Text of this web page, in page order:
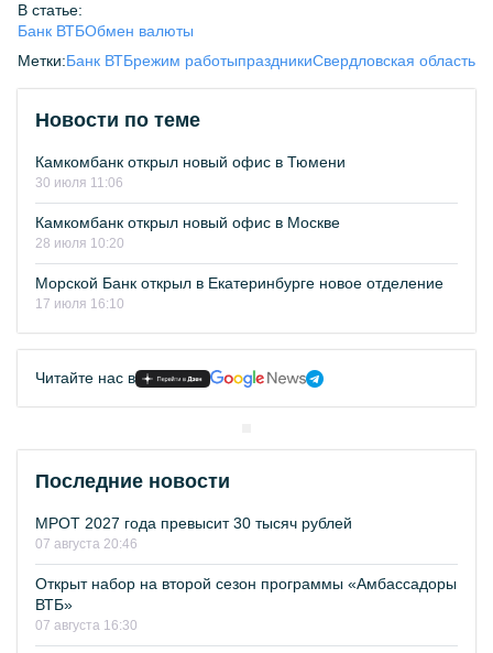
В статье:
Банк ВТБОбмен валюты
Метки:Банк ВТБрежим работыпраздникиСвердловская область
Новости по теме
Камкомбанк открыл новый офис в Тюмени
30 июля 11:06
Камкомбанк открыл новый офис в Москве
28 июля 10:20
Морской Банк открыл в Екатеринбурге новое отделение
17 июля 16:10
Читайте нас в
Последние новости
МРОТ 2027 года превысит 30 тысяч рублей
07 августа 20:46
Открыт набор на второй сезон программы «Амбассадоры
ВТБ»
07 августа 16:30